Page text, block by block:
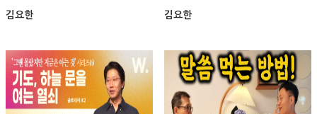
김요한 김요한